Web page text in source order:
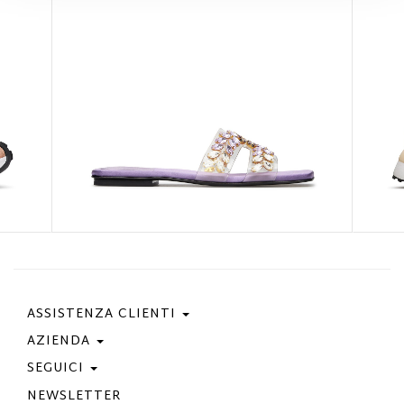
ASSISTENZA CLIENTI
Contattaci
Condizioni Di Acquisto
Guida Taglie
AZIENDA
Privacy Policy
Cookie Policy
SEGUICI
Facebook
NEWSLETTER